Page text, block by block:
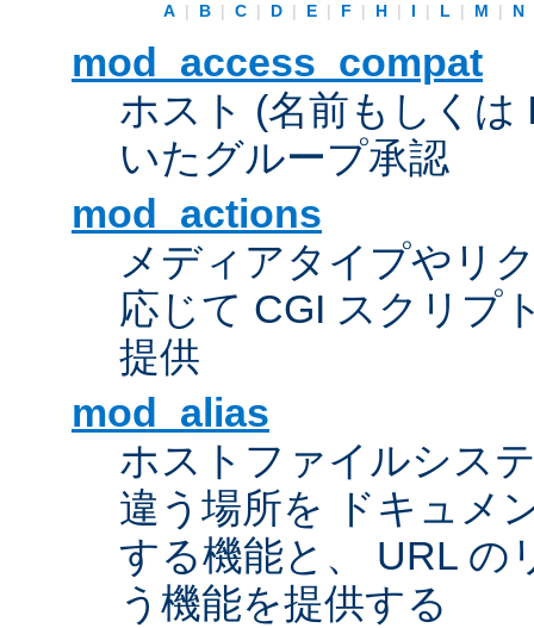
A | B | C | D | E | F | H | I | L | M | N
mod_access_compat
ホスト (名前もしくは
いたグループ承認
mod_actions
メディアタイプやリ
応じて CGI スクリプ
提供
mod_alias
ホストファイルシス
違う場所を ドキュメ
する機能と、 URL の
う機能を提供する